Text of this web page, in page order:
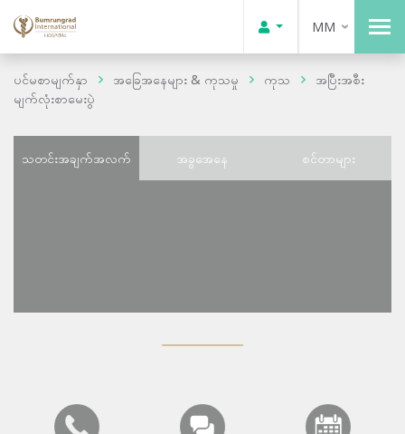
MM
ပင်မစာမျက်နှာ အခြေအနေများ & ကုသမှု ကုသ
အပြီးအစီး
မျက်လုံးစာမေးပွဲ
သတင်းအချက်အလက် အခွအေနေ စင်တာများ